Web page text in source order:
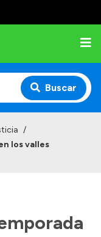
Buscar
/
los valles